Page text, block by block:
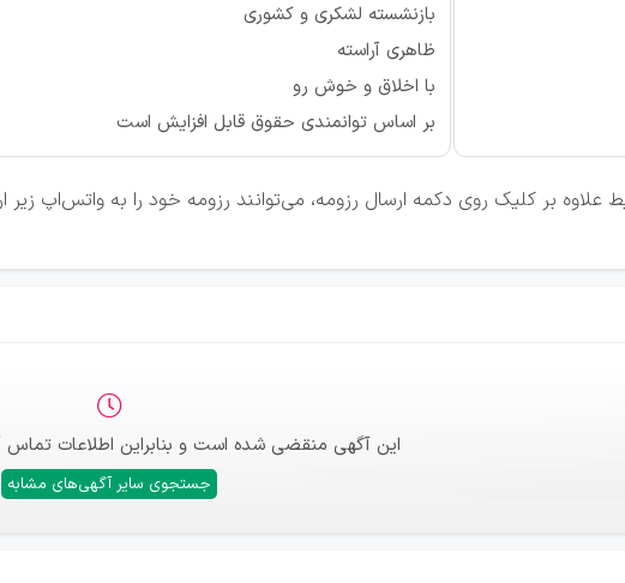
بازنشسته لشکری و کشوری
ظاهری آراسته
با اخلاق و خوش رو
بر اساس توانمندی حقوق قابل افزایش است
علاوه بر کلیک روی دکمه ارسال رزومه، می‌توانند رزومه خود را به واتس‌اپ
این آگهی منقضی شده است و بنابراین اطلاعات
جستجوی سایر آگهی‌های مشابه